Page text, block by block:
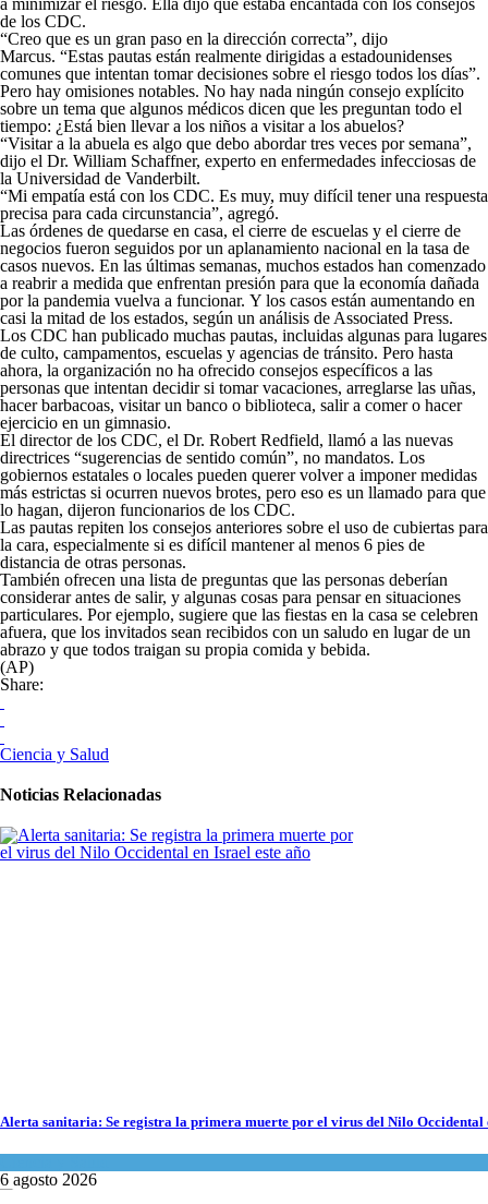
de los CDC.
“Creo que es un gran paso en la dirección correcta”, dijo
Marcus. “Estas pautas están realmente dirigidas a estadounidenses
comunes que intentan tomar decisiones sobre el riesgo todos los días”.
Pero hay omisiones notables. No hay nada ningún consejo explícito
sobre un tema que algunos médicos dicen que les preguntan todo el
tiempo: ¿Está bien llevar a los niños a visitar a los abuelos?
“Visitar a la abuela es algo que debo abordar tres veces por semana”,
dijo el Dr. William Schaffner, experto en enfermedades infecciosas de
la Universidad de Vanderbilt.
“Mi empatía está con los CDC. Es muy, muy difícil tener una respuesta
precisa para cada circunstancia”, agregó.
Las órdenes de quedarse en casa, el cierre de escuelas y el cierre de
negocios fueron seguidos por un aplanamiento nacional en la tasa de
casos nuevos. En las últimas semanas, muchos estados han comenzado
a reabrir a medida que enfrentan presión para que la economía dañada
por la pandemia vuelva a funcionar. Y los casos están aumentando en
casi la mitad de los estados, según un análisis de Associated Press.
Los CDC han publicado muchas pautas, incluidas algunas para lugares
de culto, campamentos, escuelas y agencias de tránsito. Pero hasta
ahora, la organización no ha ofrecido consejos específicos a las
personas que intentan decidir si tomar vacaciones, arreglarse las uñas,
hacer barbacoas, visitar un banco o biblioteca, salir a comer o hacer
ejercicio en un gimnasio.
El director de los CDC, el Dr. Robert Redfield, llamó a las nuevas
directrices “sugerencias de sentido común”, no mandatos. Los
gobiernos estatales o locales pueden querer volver a imponer medidas
más estrictas si ocurren nuevos brotes, pero eso es un llamado para que
lo hagan, dijeron funcionarios de los CDC.
Las pautas repiten los consejos anteriores sobre el uso de cubiertas para
la cara, especialmente si es difícil mantener al menos 6 pies de
distancia de otras personas.
También ofrecen una lista de preguntas que las personas deberían
considerar antes de salir, y algunas cosas para pensar en situaciones
particulares. Por ejemplo, sugiere que las fiestas en la casa se celebren
afuera, que los invitados sean recibidos con un saludo en lugar de un
abrazo y que todos traigan su propia comida y bebida.
(AP)
Share:
Ciencia y Salud
Noticias Relacionadas
Alerta sanitaria: Se registra la primera muerte por el virus del Nilo Occidental
6 agosto 2026